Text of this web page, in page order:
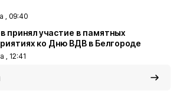
, 09:40
принял участие в памятных
ко Дню ВДВ в Белгороде
, 12:41